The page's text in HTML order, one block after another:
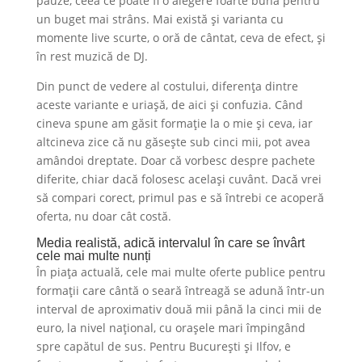
un buget mai strâns. Mai există și varianta cu
momente live scurte, o oră de cântat, ceva de efect, și
în rest muzică de DJ.
Din punct de vedere al costului, diferența dintre
aceste variante e uriașă, de aici și confuzia. Când
cineva spune am găsit formație la o mie și ceva, iar
altcineva zice că nu găsește sub cinci mii, pot avea
amândoi dreptate. Doar că vorbesc despre pachete
diferite, chiar dacă folosesc același cuvânt. Dacă vrei
să compari corect, primul pas e să întrebi ce acoperă
oferta, nu doar cât costă.
Media realistă, adică intervalul în care se învârt
cele mai multe nunți
În piața actuală, cele mai multe oferte publice pentru
formații care cântă o seară întreagă se adună într-un
interval de aproximativ două mii până la cinci mii de
euro, la nivel național, cu orașele mari împingând
spre capătul de sus. Pentru București și Ilfov, e